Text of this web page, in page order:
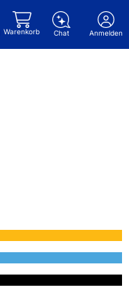
Warenkorb Chat Anmelden